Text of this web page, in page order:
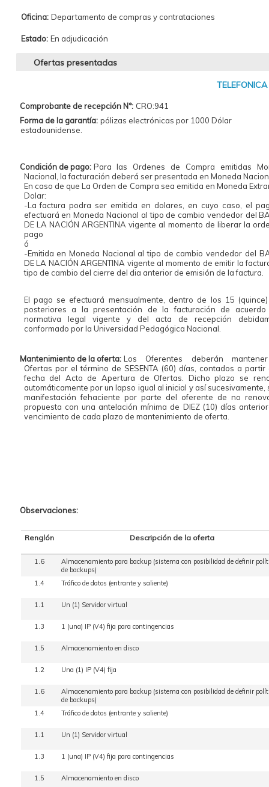
Oficina: Departamento de compras y contrataciones
Estado: En adjudicación
Ofertas presentadas
Comprobante de recepción N°: CRO:941
Forma de la garantía: pólizas electrónicas por 1000 Dólar
estadounidense.
Condición de pago: Para las Ordenes de Compra emitidas
Nacional, la facturación deberá ser presentada en Moneda
En caso de que La Orden de Compra sea emitida en Moneda
Dolar:
-La factura podra ser emitida en dolares, en cuyo caso, el
efectuará en Moneda Nacional al tipo de cambio vendedor del
DE LA NACIÓN ARGENTINA vigente al momento de liberar la
pago
ó
-Emitida en Moneda Nacional al tipo de cambio vendedor del
DE LA NACIÓN ARGENTINA vigente al momento de emitir la
tipo de cambio del cierre del dia anterior de emisión de la factura.
El pago se efectuará mensualmente, dentro de los 15
posteriores a la presentación de la facturación de
normativa legal vigente y del acta de recepción
conformado por la Universidad Pedagógica Nacional.
Mantenimiento de la oferta: Los Oferentes deberán
Ofertas por el término de SESENTA (60) días, contados a partir
fecha del Acto de Apertura de Ofertas. Dicho plazo se
automáticamente por un lapso igual al inicial y así sucesivamente,
manifestación fehaciente por parte del oferente de no
propuesta con una antelación mínima de DIEZ (10) días
vencimiento de cada plazo de mantenimiento de oferta.
Observaciones:
Renglón Descripción de la oferta
1.6
Almacenamiento para backup (sistema con posibilidad de definir
de backups)
1.4
Tráfico de datos (entrante y saliente)
1.1 Un (1) Servidor virtual
1.3 1 (una) IP (V4) fija para contingencias
1.5 Almacenamiento en disco
1.2 Una (1) IP (V4) fija
1.6
Almacenamiento para backup (sistema con posibilidad de definir
de backups)
1.4
Tráfico de datos (entrante y saliente)
1.1 Un (1) Servidor virtual
1.3 1 (una) IP (V4) fija para contingencias
1.5 Almacenamiento en disco